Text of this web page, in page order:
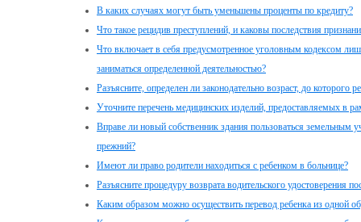
В каких случаях могут быть уменьшены проценты по кредиту?
Что такое рецидив преступлений, и каковы последствия
Что включает в себя предусмотренное уголовным кодексом
заниматься определенной деятельностью?
Разъясните, определен ли законодательно возраст, до которого
Уточните перечень медицинских изделий, предоставляемых в
Вправе ли новый собственник здания пользоваться земельным
прежний?
Имеют ли право родители находиться с ребенком в больнице?
Разъясните процедуру возврата водительского удостоверения
Каким образом можно осуществить перевод ребенка из одной